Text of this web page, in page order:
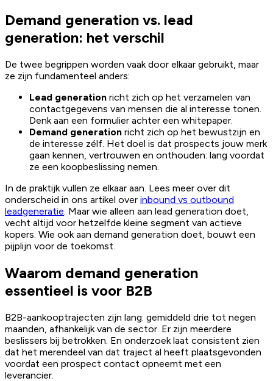
Demand generation vs. lead
generation: het verschil
De twee begrippen worden vaak door elkaar gebruikt, maar
ze zijn fundamenteel anders:
Lead generation richt zich op het verzamelen van
contactgegevens van mensen die al interesse tonen.
Denk aan een formulier achter een whitepaper.
Demand generation richt zich op het bewustzijn en
de interesse zélf. Het doel is dat prospects jouw merk
gaan kennen, vertrouwen en onthouden: lang voordat
ze een koopbeslissing nemen.
In de praktijk vullen ze elkaar aan. Lees meer over dit
onderscheid in ons artikel over inbound vs outbound
leadgeneratie. Maar wie alleen aan lead generation doet,
vecht altijd voor hetzelfde kleine segment van actieve
kopers. Wie ook aan demand generation doet, bouwt een
pijplijn voor de toekomst.
Waarom demand generation
essentieel is voor B2B
B2B-aankooptrajecten zijn lang: gemiddeld drie tot negen
maanden, afhankelijk van de sector. Er zijn meerdere
beslissers bij betrokken. En onderzoek laat consistent zien
dat het merendeel van dat traject al heeft plaatsgevonden
voordat een prospect contact opneemt met een
leverancier.